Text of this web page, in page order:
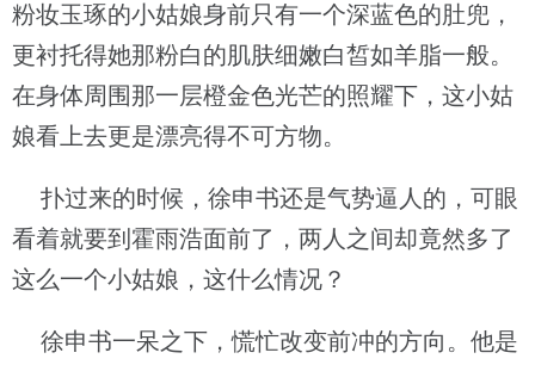
粉妆玉琢的小姑娘身前只有一个深蓝色的肚兜，
更衬托得她那粉白的肌肤细嫩白皙如羊脂一般。
在身体周围那一层橙金色光芒的照耀下，这小姑
娘看上去更是漂亮得不可方物。
扑过来的时候，徐申书还是气势逼人的，可眼
看着就要到霍雨浩面前了，两人之间却竟然多了
这么一个小姑娘，这什么情况？
徐申书一呆之下，慌忙改变前冲的方向。他是